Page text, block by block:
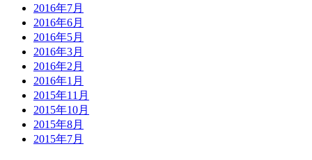
2016年7月
2016年6月
2016年5月
2016年3月
2016年2月
2016年1月
2015年11月
2015年10月
2015年8月
2015年7月